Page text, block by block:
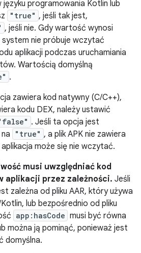
języku programowania Kotlin lub
"true" , jeśli tak jest,
, jeśli nie. Gdy wartość wynosi
system nie próbuje wczytać
aplikacji podczas uruchamiania
Wartością domyślną
.
zawiera kod natywny (C/C++),
kodu DEX, należy ustawić
. Jeśli ta opcja jest
"true" , a plik APK nie zawiera
aplikacja może się nie wczytać.
musi uwzględniać kod
aplikacji przez zależności. Jeśli
zależna od pliku AAR, który używa
lub bezpośrednio od pliku
app:hasCode musi być równa
można ją pominąć, ponieważ jest
domyślna.